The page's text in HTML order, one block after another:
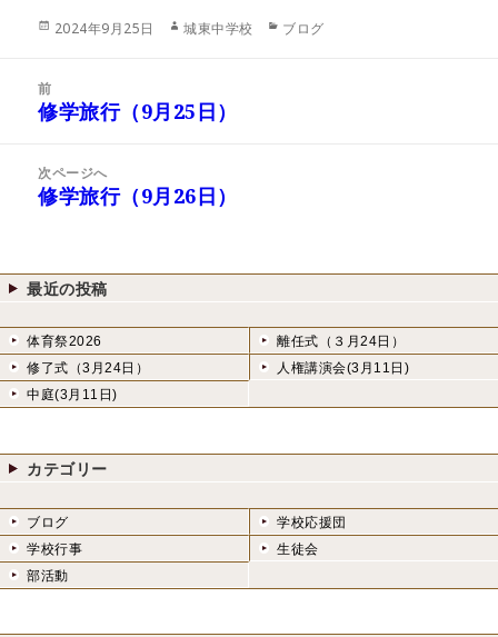
投
2024年9月25日
作
城東中学校
カ
ブログ
ン
前
前
投
稿:
修学旅行（9月25日）
次ページへ
次
稿:
修学旅行（9月26日）
最近の投稿
体育祭2026
離任式（３月24日）
修了式（3月24日）
人権講演会(3月11日)
中庭(3月11日)
カテゴリー
ブログ
学校応援団
学校行事
生徒会
部活動